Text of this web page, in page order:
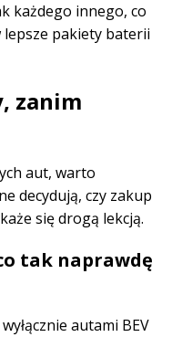
każdego innego, co
lepsze pakiety baterii
zanim
aut, warto
decydują, czy zakup
się drogą lekcją.
co tak naprawdę
autami BEV